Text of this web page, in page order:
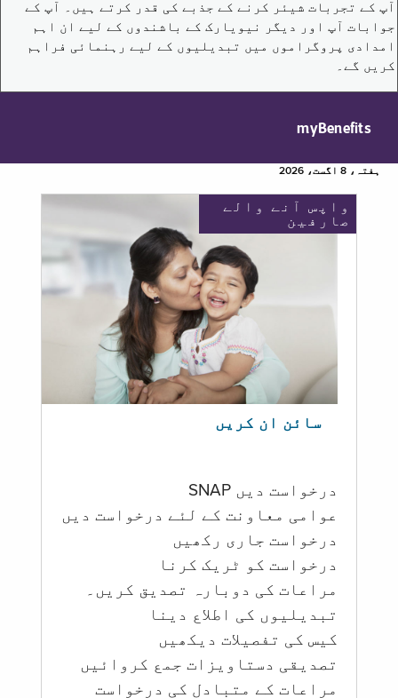
آپ کے تجربات شیئر کرنے کے جذبے کی قدر کرتے ہیں۔ آپ کے
جوابات آپ اور دیگر نیویارک کے باشندوں کے لیے ان اہم
امدادی پروگراموں میں تبدیلیوں کے لیے رہنمائی فراہم
کریں گے۔
myBenefits
ہفتہ، 8 اگست، 2026
واپس آنے والے
صارفین
سائن ان کریں
درخواست دیں SNAP
عوامی معاونت کے لئے درخواست دیں
درخواست جاری رکھیں
درخواست کو ٹریک کرنا
مراعات کی دوبارہ تصدیق کریں۔
تبدیلیوں کی اطلاع دینا
کیس کی تفصیلات دیکھیں
تصدیقی دستاویزات جمع کروائیں
مراعات کے متبادل کی درخواست